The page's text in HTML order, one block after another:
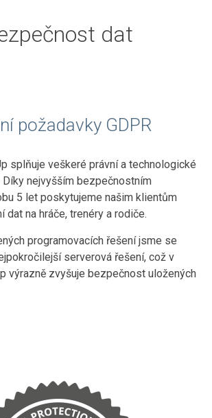
dat
požadavky GDPR
splňuje veškeré právní a technologické
Díky nejvyšším bezpečnostním
5 let poskytujeme našim klientům
dat na hráče, trenéry a rodiče.
programovacích řešení jsme se
serverová řešení, což v
výrazně zvyšuje bezpečnost uložených